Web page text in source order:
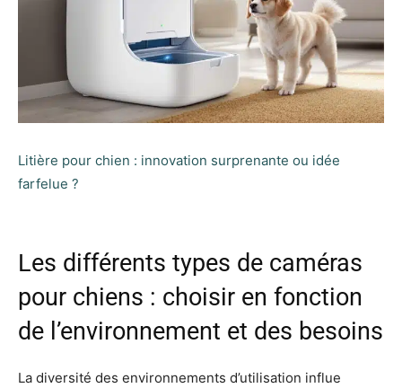
Litière pour chien : innovation surprenante ou idée
farfelue ?
Les différents types de caméras
pour chiens : choisir en fonction
de l’environnement et des besoins
La diversité des environnements d’utilisation influe